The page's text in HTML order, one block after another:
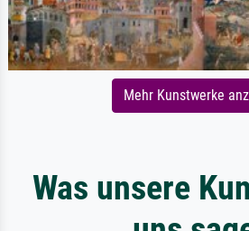
Mehr Kunstwerke
Was unsere